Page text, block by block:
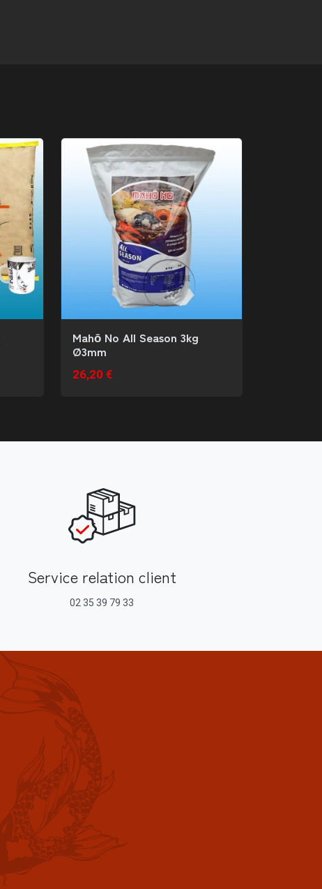
Mahō No All Season 3kg
Ø3mm
26,20 €
Service relation client
02 35 39 79 33